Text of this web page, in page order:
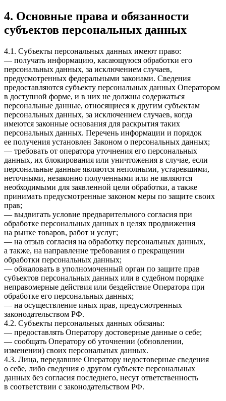
4. Основные права и обязанности
субъектов персональных данных
4.1. Субъекты персональных данных имеют право:
— получать информацию, касающуюся обработки его
персональных данных, за исключением случаев,
предусмотренных федеральными законами. Сведения
предоставляются субъекту персональных данных Оператором
в доступной форме, и в них не должны содержаться
персональные данные, относящиеся к другим субъектам
персональных данных, за исключением случаев, когда
имеются законные основания для раскрытия таких
персональных данных. Перечень информации и порядок
ее получения установлен Законом о персональных данных;
— требовать от оператора уточнения его персональных
данных, их блокирования или уничтожения в случае, если
персональные данные являются неполными, устаревшими,
неточными, незаконно полученными или не являются
необходимыми для заявленной цели обработки, а также
принимать предусмотренные законом меры по защите своих
прав;
— выдвигать условие предварительного согласия при
обработке персональных данных в целях продвижения
на рынке товаров, работ и услуг;
— на отзыв согласия на обработку персональных данных,
а также, на направление требования о прекращении
обработки персональных данных;
— обжаловать в уполномоченный орган по защите прав
субъектов персональных данных или в судебном порядке
неправомерные действия или бездействие Оператора при
обработке его персональных данных;
— на осуществление иных прав, предусмотренных
законодательством РФ.
4.2. Субъекты персональных данных обязаны:
— предоставлять Оператору достоверные данные о себе;
— сообщать Оператору об уточнении (обновлении,
изменении) своих персональных данных.
4.3. Лица, передавшие Оператору недостоверные сведения
о себе, либо сведения о другом субъекте персональных
данных без согласия последнего, несут ответственность
в соответствии с законодательством РФ.